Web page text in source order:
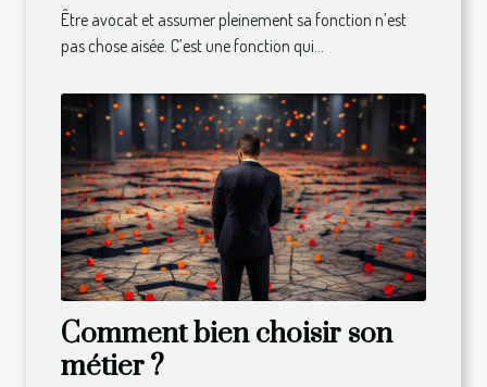
Être avocat et assumer pleinement sa fonction n’est
pas chose aisée. C’est une fonction qui...
Comment bien choisir son
métier ?